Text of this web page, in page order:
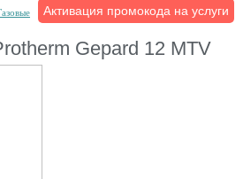
Активация промокода на услуги
Gepard 12 MTV